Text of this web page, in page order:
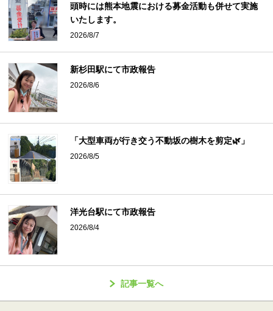
頭時には熊本地震における募金活動も併せて実施
いたします。
2026/8/7
新杉田駅にて市政報告
2026/8/6
「大型車両が行き交う不動坂の樹木を剪定🌿」
2026/8/5
洋光台駅にて市政報告
2026/8/4
記事一覧へ